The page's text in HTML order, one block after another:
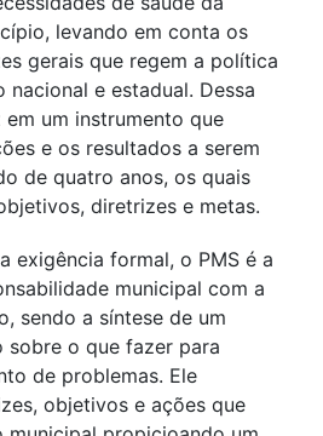
levando em conta os
gerais que regem a política
nacional e estadual. Dessa
um instrumento que
e os resultados a serem
de quatro anos, os quais
diretrizes e metas.
exigência formal, o PMS é a
municipal com a
sendo a síntese de um
sobre o que fazer para
de problemas. Ele
objetivos e ações que